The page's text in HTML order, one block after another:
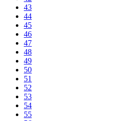
43
44
45
46
47
48
49
50
51
52
53
54
55